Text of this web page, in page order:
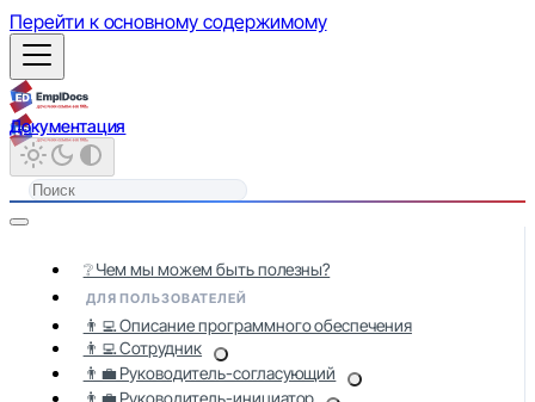
Перейти к основному содержимому
Документация
❔ Чем мы можем быть полезны?
ДЛЯ ПОЛЬЗОВАТЕЛЕЙ
👨‍💻 Описание программного обеспечения
👨‍💻 Сотрудник
👨‍💼 Руководитель-согласующий
👨‍💼 Руководитель-инициатор